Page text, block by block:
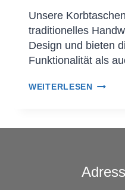
Unsere
traditionelles
Design und bieten
Funktionalität als
WEITERLESEN